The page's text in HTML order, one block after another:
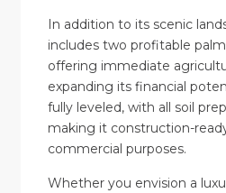
In addition to its scenic
includes two profitable
offering immediate
expanding its financial
fully leveled, with all soil
making it construction-
commercial purposes.
Whether you envision a